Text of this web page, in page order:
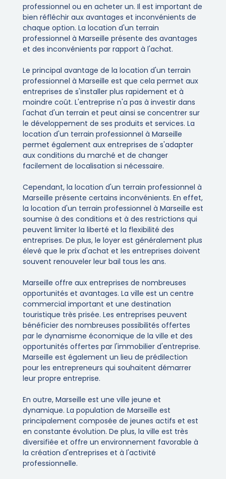
professionnel ou en acheter un. Il est important de
bien réfléchir aux avantages et inconvénients de
chaque option. La location d'un terrain
professionnel à Marseille présente des avantages
et des inconvénients par rapport à l'achat.
Le principal avantage de la location d'un terrain
professionnel à Marseille est que cela permet aux
entreprises de s'installer plus rapidement et à
moindre coût. L'entreprise n'a pas à investir dans
l'achat d'un terrain et peut ainsi se concentrer sur
le développement de ses produits et services. La
location d'un terrain professionnel à Marseille
permet également aux entreprises de s'adapter
aux conditions du marché et de changer
facilement de localisation si nécessaire.
Cependant, la location d'un terrain professionnel à
Marseille présente certains inconvénients. En effet,
la location d'un terrain professionnel à Marseille est
soumise à des conditions et à des restrictions qui
peuvent limiter la liberté et la flexibilité des
entreprises. De plus, le loyer est généralement plus
élevé que le prix d'achat et les entreprises doivent
souvent renouveler leur bail tous les ans.
Marseille offre aux entreprises de nombreuses
opportunités et avantages. La ville est un centre
commercial important et une destination
touristique très prisée. Les entreprises peuvent
bénéficier des nombreuses possibilités offertes
par le dynamisme économique de la ville et des
opportunités offertes par l'immobilier d'entreprise.
Marseille est également un lieu de prédilection
pour les entrepreneurs qui souhaitent démarrer
leur propre entreprise.
En outre, Marseille est une ville jeune et
dynamique. La population de Marseille est
principalement composée de jeunes actifs et est
en constante évolution. De plus, la ville est très
diversifiée et offre un environnement favorable à
la création d'entreprises et à l'activité
professionnelle.